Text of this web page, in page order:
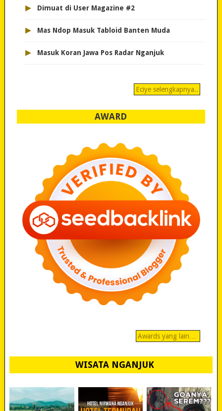
▸ Dimuat di User Magazine #2
▸ Mas Ndop Masuk Tabloid Banten Muda
▸ Masuk Koran Jawa Pos Radar Nganjuk
Eciye selengkapnya..
AWARD
Awards yang lain…
WISATA NGANJUK